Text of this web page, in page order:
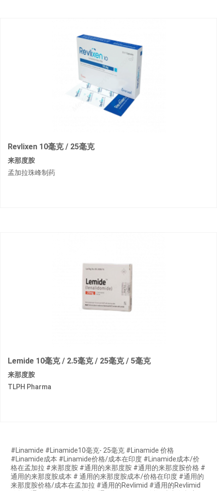
Revlixen 10毫克 / 25毫克
来那度胺
孟加拉珠峰制药
Lemide 10毫克 / 2.5毫克 / 25毫克 / 5毫克
来那度胺
TLPH Pharma
#Linamide #Linamide10毫克- 25毫克 #Linamide 价格
#Linamide成本 #Linamide价格/成本在印度 #Linamide成本/价
格在孟加拉 #来那度胺 #通用的来那度胺 #通用的来那度胺价格 #
通用的来那度胺成本 # 通用的来那度胺成本/价格在印度 #通用的
来那度胺价格/成本在孟加拉 #通用的Revlimid #通用的Revlimid